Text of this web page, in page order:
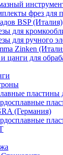
фрез для
BSP (Италия)
для
для ручного
Zinken
цанги для
пластины
(Германия)